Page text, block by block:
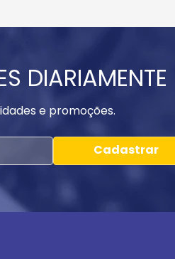
DIARIAMENTE
e promoções.
Cadastrar